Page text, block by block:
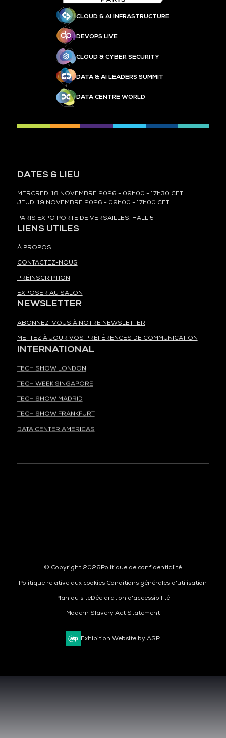
CLOUD & AI INFRASTRUCTURE
DEVOPS LIVE
CLOUD & CYBER SECURITY
DATA & AI LEADERS SUMMIT
DATA CENTRE WORLD
DATES & LIEU
MERCREDI 18 NOVEMBRE 2026 - 09h00 - 17h30 CET
JEUDI 19 NOVEMBRE 2026 - 09h00 - 17h00 CET
PARIS EXPO PORTE DE VERSAILLES, HALL 5
LIENS UTILES
À PROPOS
CONTACTEZ-NOUS
PRÉINSCRIPTION
EXPOSER AU SALON
NEWSLETTER
ABONNEZ-VOUS À NOTRE NEWSLETTER
METTEZ À JOUR VOS PRÉFÉRENCES DE COMMUNICATION
INTERNATIONAL
TECH SHOW LONDON
TECH WEEK SINGAPORE
TECH SHOW MADRID
TECH SHOW FRANKFURT
DATA CENTER AMERICAS
© Copyright 2026Politique de confidentialité
Politique relative aux cookies Conditions générales d'utilisation
Plan du siteDéclaration d'accessibilité
Modern Slavery Act Statement
Exhibition Website by ASP